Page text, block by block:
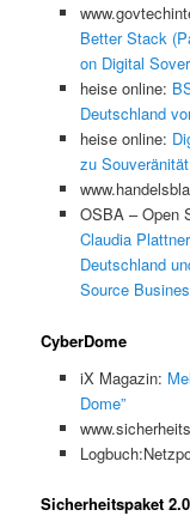
Better Stack
on Digital
heise online:
Deutschland
heise online:
zu Souveränität
OSBA – Open
Claudia
Deutschland
Source
CyberDome
iX Magazin:
Dome”
Sicherheitspaket 2.0